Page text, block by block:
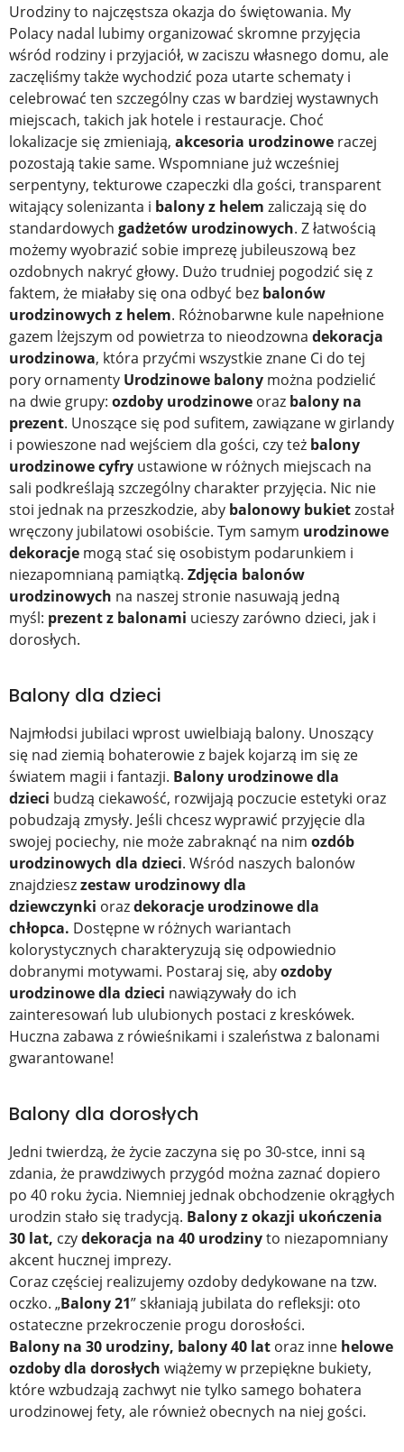
Urodziny to najczęstsza okazja do świętowania. My
Polacy nadal lubimy organizować skromne przyjęcia
wśród rodziny i przyjaciół, w zaciszu własnego domu, ale
zaczęliśmy także wychodzić poza utarte schematy i
celebrować ten szczególny czas w bardziej wystawnych
miejscach, takich jak hotele i restauracje. Choć
lokalizacje się zmieniają, akcesoria urodzinowe raczej
pozostają takie same. Wspomniane już wcześniej
serpentyny, tekturowe czapeczki dla gości, transparent
witający solenizanta i balony z helem zaliczają się do
standardowych gadżetów urodzinowych. Z łatwością
możemy wyobrazić sobie imprezę jubileuszową bez
ozdobnych nakryć głowy. Dużo trudniej pogodzić się z
faktem, że miałaby się ona odbyć bez balonów
urodzinowych z helem. Różnobarwne kule napełnione
gazem lżejszym od powietrza to nieodzowna dekoracja
urodzinowa, która przyćmi wszystkie znane Ci do tej
pory ornamenty Urodzinowe balony można podzielić
na dwie grupy: ozdoby urodzinowe oraz balony na
prezent. Unoszące się pod sufitem, zawiązane w girlandy
i powieszone nad wejściem dla gości, czy też balony
urodzinowe cyfry ustawione w różnych miejscach na
sali podkreślają szczególny charakter przyjęcia. Nic nie
stoi jednak na przeszkodzie, aby balonowy bukietzostał
wręczony jubilatowi osobiście. Tym samym urodzinowe
dekoracje mogą stać się osobistym podarunkiem i
niezapomnianą pamiątką. Zdjęcia balonów
urodzinowych na naszej stronie nasuwają jedną
myśl: prezent z balonami ucieszy zarówno dzieci, jak i
dorosłych.
Balony dla dzieci
Najmłodsi jubilaci wprost uwielbiają balony. Unoszący
się nad ziemią bohaterowie z bajek kojarzą im się ze
światem magii i fantazji. Balony urodzinowe dla
dzieci budzą ciekawość, rozwijają poczucie estetyki oraz
pobudzają zmysły. Jeśli chcesz wyprawić przyjęcie dla
swojej pociechy, nie może zabraknąć na nim ozdób
urodzinowych dla dzieci. Wśród naszych balonów
znajdzieszzestaw urodzinowy dla
dziewczynki orazdekoracje urodzinowe dla
chłopca. Dostępne w różnych wariantach
kolorystycznych charakteryzują się odpowiednio
dobranymi motywami. Postaraj się, abyozdoby
urodzinowe dla dzieci nawiązywały do ich
zainteresowań lub ulubionych postaci z kreskówek.
Huczna zabawa z rówieśnikami i szaleństwa z balonami
gwarantowane!
Balony dla dorosłych
Jedni twierdzą, że życie zaczyna się po 30-stce, inni są
zdania, że prawdziwych przygód można zaznać dopiero
po 40 roku życia. Niemniej jednak obchodzenie okrągłych
urodzin stało się tradycją. Balony z okazji ukończenia
30 lat, czydekoracja na 40 urodzinyto niezapomniany
akcent hucznej imprezy.
Coraz częściej realizujemy ozdoby dedykowane na tzw.
oczko. „Balony 21” skłaniają jubilata do refleksji: oto
ostateczne przekroczenie progu dorosłości.
Balony na 30 urodziny, balony 40 lat oraz inne helowe
ozdoby dla dorosłych wiążemy w przepiękne bukiety,
które wzbudzają zachwyt nie tylko samego bohatera
urodzinowej fety, ale również obecnych na niej gości.